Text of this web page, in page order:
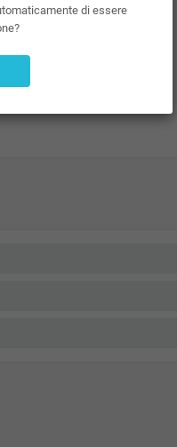
pronto.
di essere